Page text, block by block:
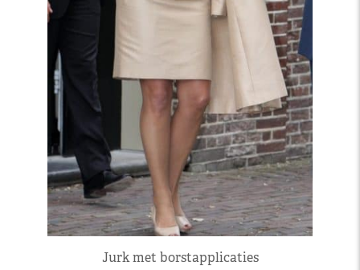
Jurk met borstapplicaties